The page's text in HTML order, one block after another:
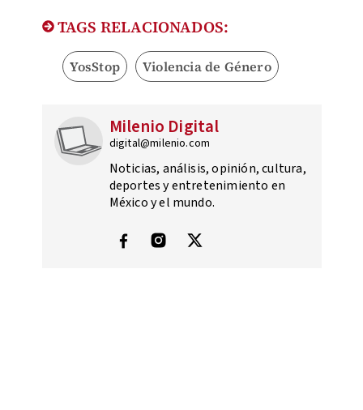
TAGS RELACIONADOS:
YosStop Violencia de Género
Milenio Digital
digital@milenio.com
Noticias, análisis, opinión, cultura,
deportes y entretenimiento en
México y el mundo.